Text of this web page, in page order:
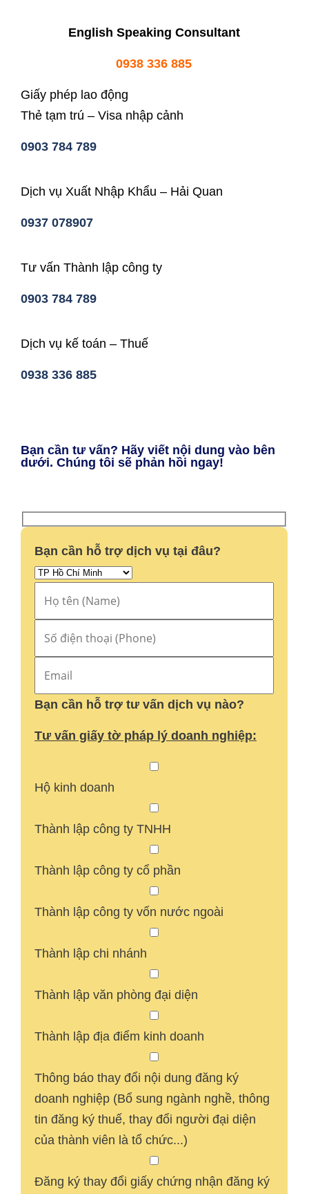
English Speaking Consultant
0938 336 885
Giấy phép lao động
Thẻ tạm trú – Visa nhập cảnh
0903 784 789
Dịch vụ Xuất Nhập Khẩu – Hải Quan
0937 078907
Tư vấn Thành lập công ty
0903 784 789
Dịch vụ kế toán – Thuế
0938 336 885
Bạn cần tư vấn? Hãy viết nội dung vào bên
dưới. Chúng tôi sẽ phản hồi ngay!
Bạn cần hỗ trợ dịch vụ tại đâu?
Bạn cần hỗ trợ tư vấn dịch vụ nào?
Tư vấn giấy tờ pháp lý doanh nghiệp:
Hộ kinh doanh
Thành lập công ty TNHH
Thành lập công ty cổ phần
Thành lập công ty vốn nước ngoài
Thành lập chi nhánh
Thành lập văn phòng đại diện
Thành lập địa điểm kinh doanh
Thông báo thay đổi nội dung đăng ký
doanh nghiệp (Bổ sung ngành nghề, thông
tin đăng ký thuế, thay đổi người đại diện
của thành viên là tổ chức...)
Đăng ký thay đổi giấy chứng nhận đăng ký